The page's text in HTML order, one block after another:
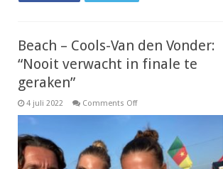
Beach – Cools-Van den Vonder:
“Nooit verwacht in finale te
geraken”
4 juli 2022 Comments Offon
Cools-
Van
den
Vonder: